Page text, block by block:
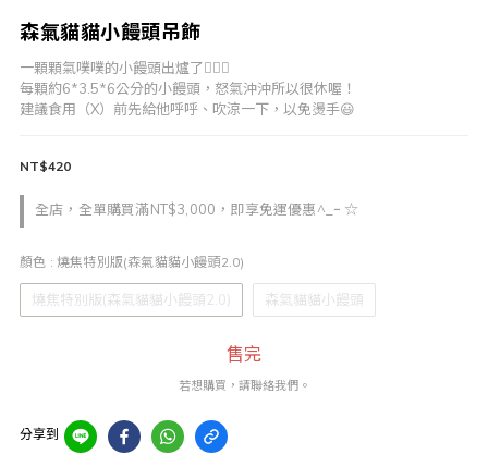
森氣貓貓小饅頭吊飾
一顆顆氣噗噗的小饅頭出爐了❤️‍🔥🔥
每顆約6*3.5*6公分的小饅頭，怒氣沖沖所以很休喔！
建議食用（X）前先給他呼呼、吹涼一下，以免燙手😃
全店，全單購買滿NT$3,000，即享免運優惠^_ｰ ☆
NT$420
顏色 : 燒焦特別版(森氣貓貓小饅頭2.0)
燒焦特別版(森氣貓貓小饅頭2.0) 森氣貓貓小饅頭
售完
若想購買，請聯絡我們。
分享到